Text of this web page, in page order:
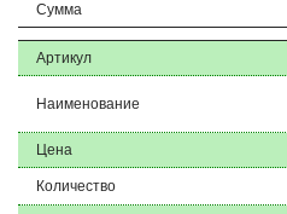
Сумма
Артикул
Наименование
Цена
Количество